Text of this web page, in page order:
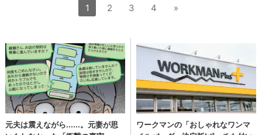
1 2 3 4 »